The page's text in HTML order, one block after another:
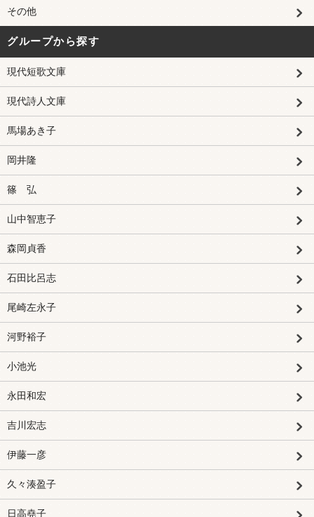
その他
グループから探す
現代短歌文庫
現代詩人文庫
馬場あき子
岡井隆
篠 弘
山中智恵子
森岡貞香
石田比呂志
尾崎左永子
河野裕子
小池光
永田和宏
吉川宏志
伊藤一彦
久々湊盈子
日高堯子